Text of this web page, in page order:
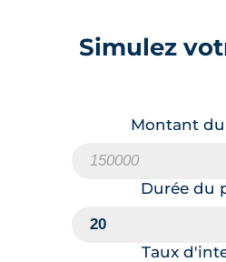
Simulez
Montant
Durée du
Taux